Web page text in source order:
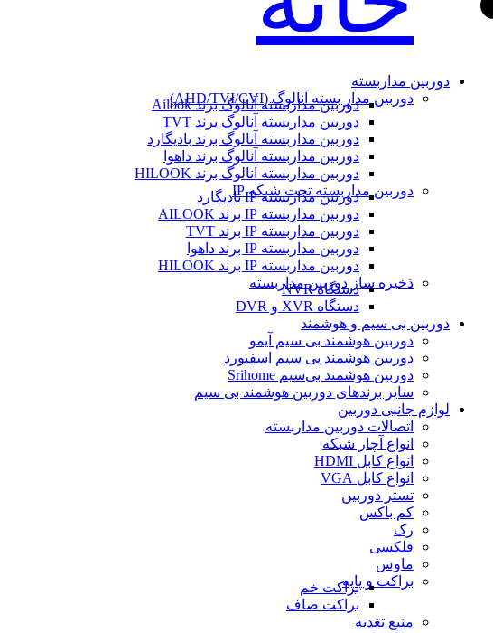
دوربین مداربسته
دوربین مدار بسته آنالوگ (AHD/TVI/CVI)
دوربین مداربسته آنالوگ برند Ailook
دوربین مداربسته آنالوگ برند TVT
دوربین مداربسته آنالوگ برند بادیگارد
دوربین مداربسته آنالوگ برند داهوا
دوربین مداربسته آنالوگ برند HILOOK
دوربین مداربسته تحت شبکه IP
دوربین مداربسته IP بادیگارد
دوربین مداربسته IP برند AILOOK
دوربین مداربسته IP برند TVT
دوربین مداربسته IP برند داهوا
دوربین مداربسته IP برند HILOOK
ذخیره ساز دوربین مداربسته
دستگاه NVR
دستگاه XVR و DVR
دوربین بی سیم و هوشمند
دوربین هوشمند بی سیم آیمو
دوربین هوشمند بی سیم اسفیورد
دوربین هوشمند بی‌سیم Srihome
سایر برندهای دوربین هوشمند بی سیم
لوازم جانبی دوربین
اتصالات دوربین مداربسته
انواع آچار شبکه
انواع کابل HDMI
انواع کابل VGA
تستر دوربین
کم باکس
رک
فلکسی
ماوس
براکت و پایهبراکت خم
براکت صاف
منبع تغذیه